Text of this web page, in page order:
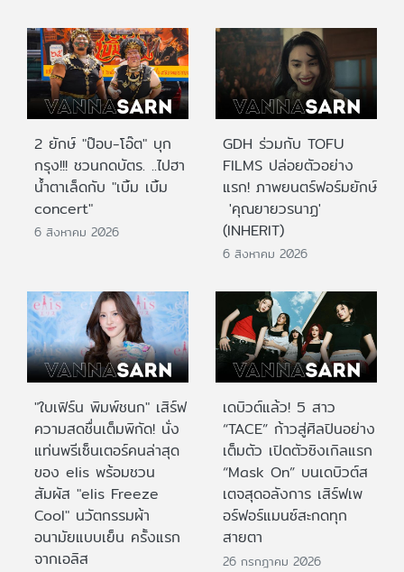
2 ยักษ์ "ป๊อบ-โอ๊ต" บุก
กรุง!!! ชวนกดบัตร. ..ไปฮา
น้ำตาเล็ดกับ "เบิ้ม เบิ้ม
concert"
6 สิงหาคม 2026
GDH ร่วมกับ TOFU
FILMS ปล่อยตัวอย่าง
แรก! ภาพยนตร์ฟอร์มยักษ์
'คุณยายวรนาฏ'
(INHERIT)
6 สิงหาคม 2026
"ใบเฟิร์น พิมพ์ชนก" เสิร์ฟ
ความสดชื่นเต็มพิกัด! นั่ง
แท่นพรีเซ็นเตอร์คนล่าสุด
ของ elis พร้อมชวน
สัมผัส "elis Freeze
Cool" นวัตกรรมผ้า
อนามัยแบบเย็น ครั้งแรก
จากเอลิส
เดบิวต์แล้ว! 5 สาว
“TACE” ก้าวสู่ศิลปินอย่าง
เต็มตัว เปิดตัวซิงเกิลแรก
“Mask On” บนเดบิวต์ส
เตจสุดอลังการ เสิร์ฟเพ
อร์ฟอร์แมนซ์สะกดทุก
สายตา
26 กรกฎาคม 2026